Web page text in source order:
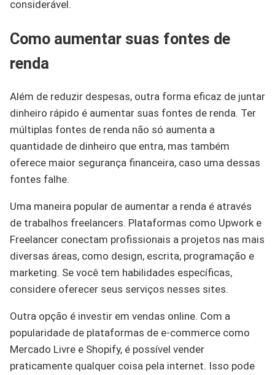
considerável.
Como aumentar suas fontes de
renda
Além de reduzir despesas, outra forma eficaz de juntar
dinheiro rápido é aumentar suas fontes de renda. Ter
múltiplas fontes de renda não só aumenta a
quantidade de dinheiro que entra, mas também
oferece maior segurança financeira, caso uma dessas
fontes falhe.
Uma maneira popular de aumentar a renda é através
de trabalhos freelancers. Plataformas como Upwork e
Freelancer conectam profissionais a projetos nas mais
diversas áreas, como design, escrita, programação e
marketing. Se você tem habilidades específicas,
considere oferecer seus serviços nesses sites.
Outra opção é investir em vendas online. Com a
popularidade de plataformas de e-commerce como
Mercado Livre e Shopify, é possível vender
praticamente qualquer coisa pela internet. Isso pode